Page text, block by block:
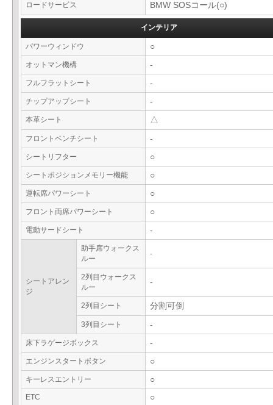
ロードサービス BMW SOSコール(○)
インテリア
パワーウィンドウ ○
オットマン機構 -
フルフラットシート -
チップアップシート -
本革シート △
フロントベンチシート -
シートリフター ○
シートポジションメモリー機能 ○
運転席パワーシート ○
フロント両席パワーシート ○
電動サードシート -
シートアレン
ジ
助手席ウォークス
ルー
-
2列目ウォークス
ルー
-
2列目シート 分割可倒
3列目シート -
床下ラゲージボックス -
エンジンスタートボタン ○
キーレスエントリー ○
ETC ○